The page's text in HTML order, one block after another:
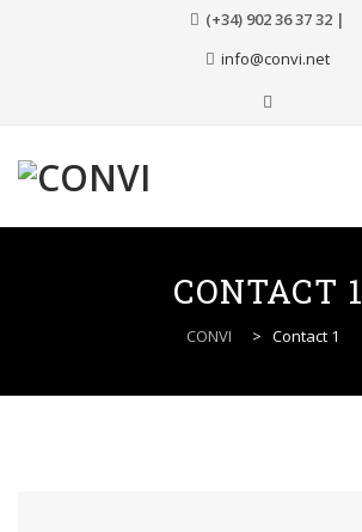
(+34) 902 36 37 32 |
info@convi.net
CONTACT 1
CONVI > Contact 1